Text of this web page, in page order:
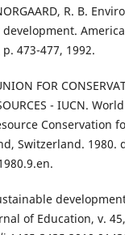
R. B.
473-477, 1992.
FOR
- IUCN.
Conservation
Switzerland. 1980.
of Education, v.